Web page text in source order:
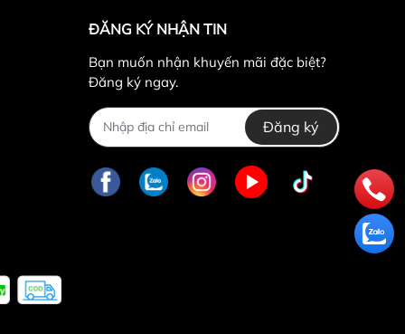
ĐĂNG KÝ NHẬN TIN
Bạn muốn nhận khuyến mãi đặc biệt?
Đăng ký ngay.
Đăng ký